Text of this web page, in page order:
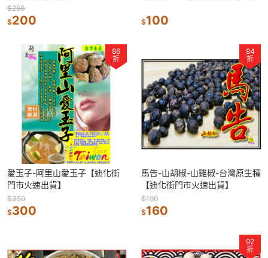
$250
$200 $100
86
折
愛玉子-阿里山愛玉子【迪化街
門市火速出貨】
$350
$300
84
折
馬告-山胡椒-山雞椒-台灣原生種
【迪化街門市火速出貨】
$190
$160
92
折